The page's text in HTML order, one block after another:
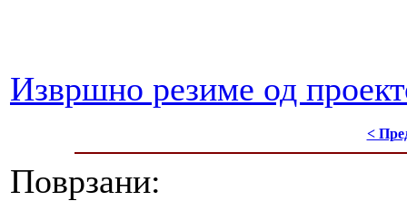
Извршно резиме од
<
Поврзани: